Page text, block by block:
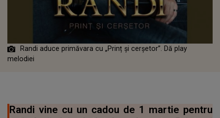
Randi aduce primăvara cu „Prinț și cerșetor”. Dă play
melodiei
Randi vine cu un cadou de 1 martie pentru